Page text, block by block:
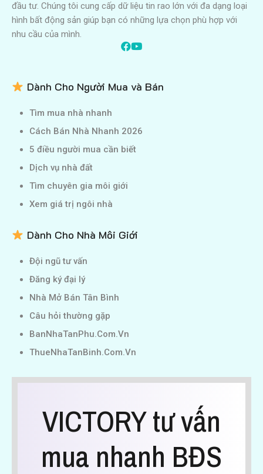
đầu tư. Chúng tôi cung cấp dữ liệu tin rao lớn với đa dạng loại
hình bất động sản giúp bạn có những lựa chọn phù hợp với
nhu cầu của mình.
Dành Cho Người Mua và Bán
Tìm mua nhà nhanh
Cách Bán Nhà Nhanh 2026
5 điều người mua cần biết
Dịch vụ nhà đất
Tìm chuyên gia môi giới
Xem giá trị ngôi nhà
Dành Cho Nhà Môi Giới
Đội ngũ tư vấn
Đăng ký đại lý
Nhà Mở Bán Tân Bình
Câu hỏi thường gặp
BanNhaTanPhu.Com.Vn
ThueNhaTanBinh.Com.Vn
VICTORY tư vấn
mua nhanh BĐS